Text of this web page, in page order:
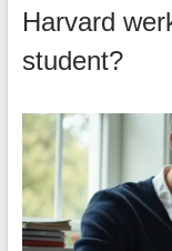
Harvard
student?